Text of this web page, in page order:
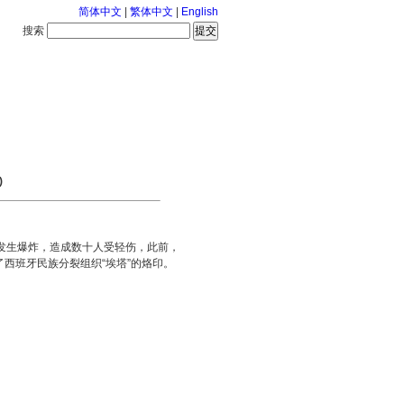
简体中文 繁体中文
English
搜索
爆炸，造成数十人受轻伤，此前，
班牙民族分裂组织“埃塔”的烙印。